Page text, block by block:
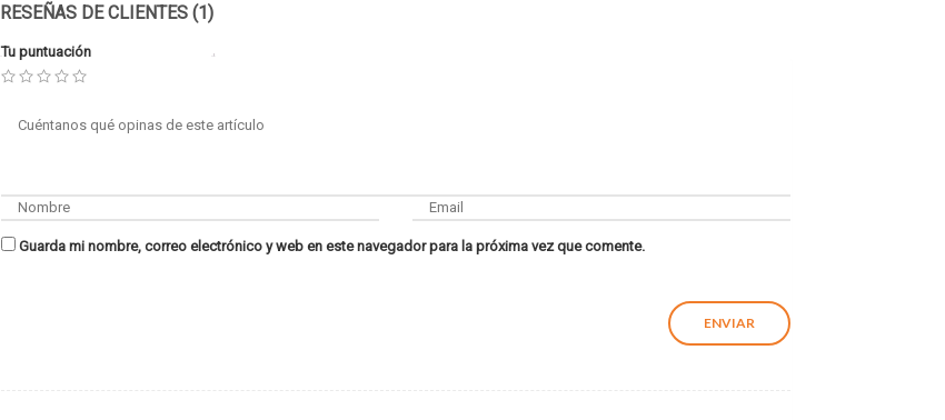
RESEÑAS DE CLIENTES (1)
Tu puntuación
Guarda mi nombre, correo electrónico y web en este navegador para la próxima vez que comente.